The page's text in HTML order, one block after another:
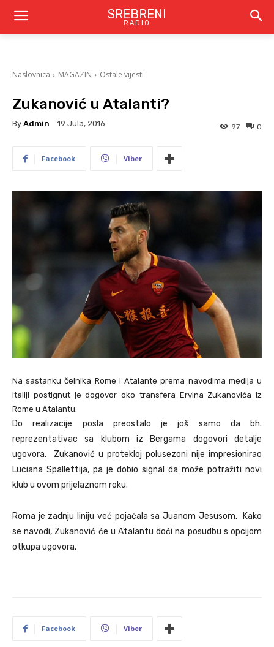
SREBRENI
RADIO
Naslovnica MAGAZIN Ostale vijesti
Zukanović u Atalanti?
By Admin 19 Jula, 2016 0
97
Facebook Viber
Na sastanku čelnika Rome i Atalante prema navodima medija u
Italiji postignut je dogovor oko transfera Ervina Zukanovića iz
Rome u Atalantu.
Do realizacije posla preostalo je još samo da bh.
reprezentativac sa klubom iz Bergama dogovori detalje
ugovora. Zukanović u protekloj polusezoni nije impresionirao
Luciana Spallettija, pa je dobio signal da može potražiti novi
klub u ovom prijelaznom roku.
Roma je zadnju liniju već pojačala sa Juanom Jesusom. Kako
se navodi, Zukanović će u Atalantu doći na posudbu s opcijom
otkupa ugovora.
Facebook Viber